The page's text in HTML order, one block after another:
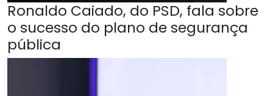
Ronaldo Caiado, do PSD, fala sobre
o sucesso do plano de segurança
pública